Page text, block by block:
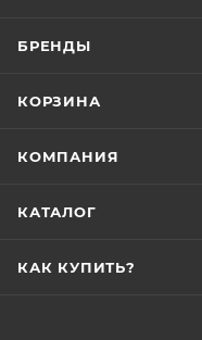
БРЕНДЫ
КОРЗИНА
КОМПАНИЯ
КАТАЛОГ
КАК КУПИТЬ?